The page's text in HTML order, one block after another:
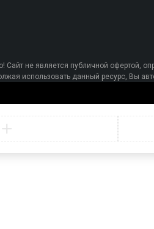
не является публичной офертой,
использовать данный ресурс,